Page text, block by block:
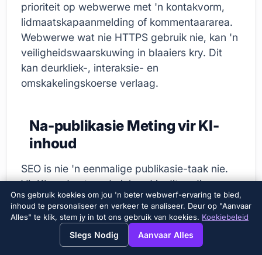
View this page in English? ×
prioriteit op webwerwe met 'n kontakvorm,
lidmaatskapaanmelding of kommentaararea.
Webwerwe wat nie HTTPS gebruik nie, kan 'n
veiligheidswaarskuwing in blaaiers kry. Dit
kan deurkliek-, interaksie- en
omskakelingskoerse verlaag.
Na-publikasie Meting vir KI-
inhoud
SEO is nie 'n eenmalige publikasie-taak nie.
Vir KI-ondersteunde inhoud is dit nodig om
die prestasie veral in die eerste 30, 60 en 90
dae te monitor. Indrukke, klikke, gemiddelde
posisie en navraag-diversiteit moet via
Google Search Console ondersoek word. Aan
Ons gebruik koekies om jou 'n beter webwerf-ervaring te bied,
inhoud te personaliseer en verkeer te analiseer. Deur op "Aanvaar
Alles" te klik, stem jy in tot ons gebruik van koekies. Koekiebeleid
Slegs Nodig Aanvaar Alles